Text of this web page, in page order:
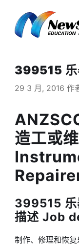
399515 乐
29 3 月, 2016 作
造工或
399515 乐
描述 Job
制作、修理和恢复